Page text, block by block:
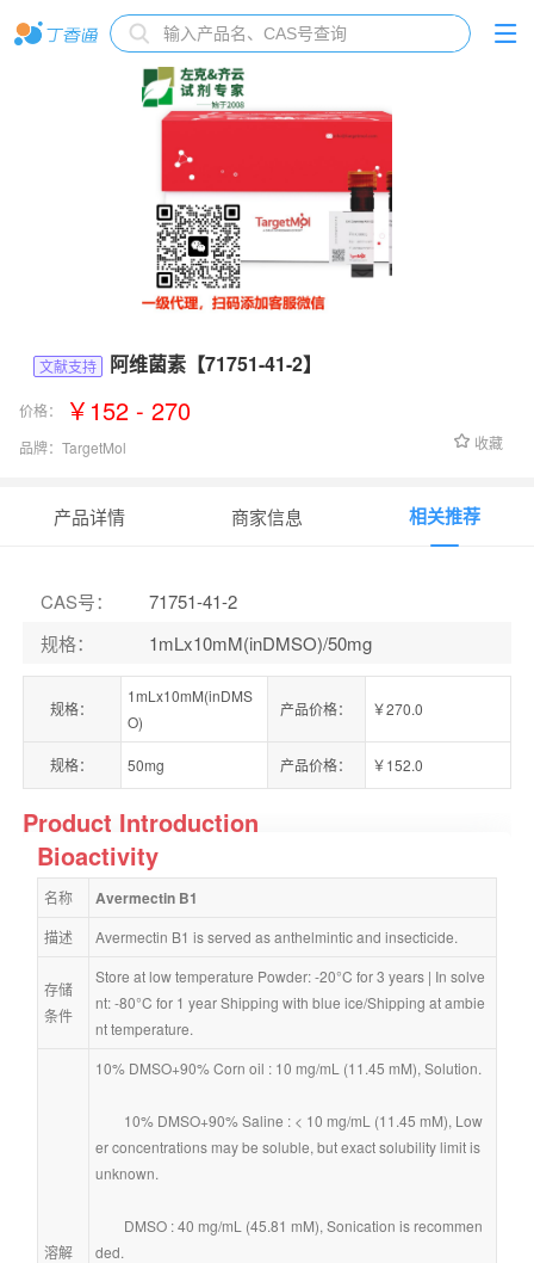
文献支持 阿维菌素【71751-41-2】
价格： ￥152 - 270
品牌： TargetMol 收藏
产品详情 商家信息 相关推荐
CAS号：
71751-41-2
规格： 1mLx10mM(inDMSO)/50mg
规格：
1mLx10mM(inDMS
O)
产品价格： ￥270.0
规格： 50mg 产品价格： ￥152.0
Product Introduction
Bioactivity
名称 Avermectin B1
描述 Avermectin B1 is served as anthelmintic and insecticide.
存储
条件
Store at low temperature Powder: -20°C for 3 years | In solve
nt: -80°C for 1 year Shipping with blue ice/Shipping at ambie
nt temperature.
溶解
10% DMSO+90% Corn oil : 10 mg/mL (11.45 mM), Solution.
er concentrations may be soluble, but exact solubility limit is
unknown.
ded.